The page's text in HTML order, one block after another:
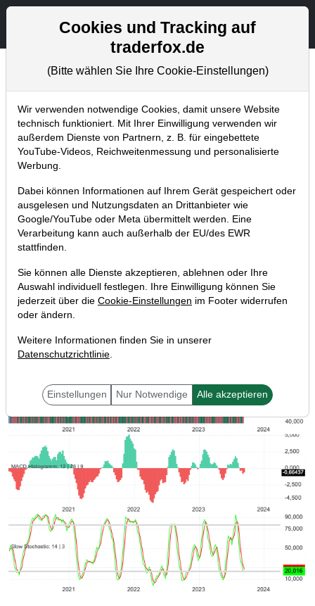
Aktien- und Artikelsuche
Chartanalysen
Home Blog Chartanalysen
Chartanalyse Qualcomm: Apple
bleibt doch Kunde – folgt jetzt der
Turnaround?
16.09.2023 um 17:36 Uhr | P. Uhlschmied
Cookies und Tracking auf
traderfox.de
(Bitte wählen Sie Ihre Cookie-Einstellungen)
Wir verwenden notwendige Cookies, damit unsere Website
technisch funktioniert. Mit Ihrer Einwilligung verwenden wir
außerdem Dienste von Partnern, z. B. für eingebettete
YouTube-Videos, Reichweitenmessung und personalisierte
Werbung.
Dabei können Informationen auf Ihrem Gerät gespeichert oder
ausgelesen und Nutzungsdaten an Drittanbieter wie
Google/YouTube oder Meta übermittelt werden. Eine
Verarbeitung kann auch außerhalb der EU/des EWR
stattfinden.
Sie können alle Dienste akzeptieren, ablehnen oder Ihre
Auswahl individuell festlegen. Ihre Einwilligung können Sie
jederzeit über die Cookie-Einstellungen im Footer widerrufen
oder ändern.
Weitere Informationen finden Sie in unserer
Datenschutzrichtlinie.
Einstellungen Nur Notwendige Alle akzeptieren